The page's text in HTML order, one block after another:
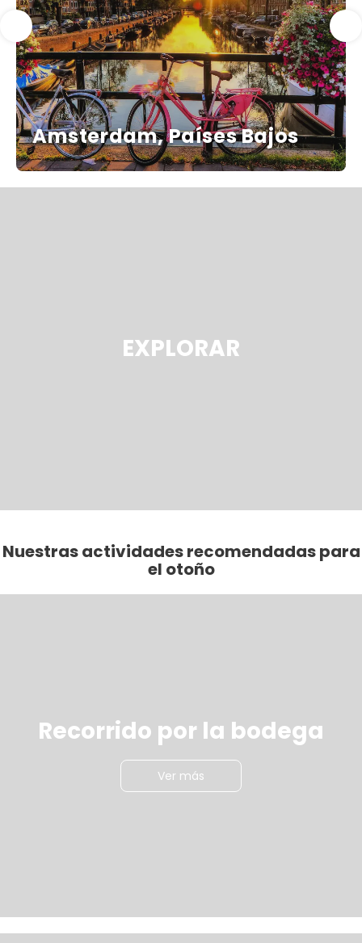
Amsterdam, Países Bajos
EXPLORAR
Nuestras actividades recomendadas para
el otoño
Recorrido por la bodega
Ver más